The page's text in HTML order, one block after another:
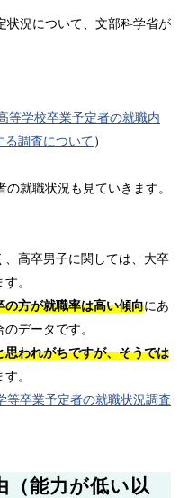
状況について、文部科学省が
等学校卒業予定者の就職内
る調査について）
就職状況も見ていきます。
高卒男子に関しては、大卒
。
の方が就職率は高い傾向にあ
データです。
われがちですが、そうでは
。
等卒業予定者の就職状況調査
（能力が低い以